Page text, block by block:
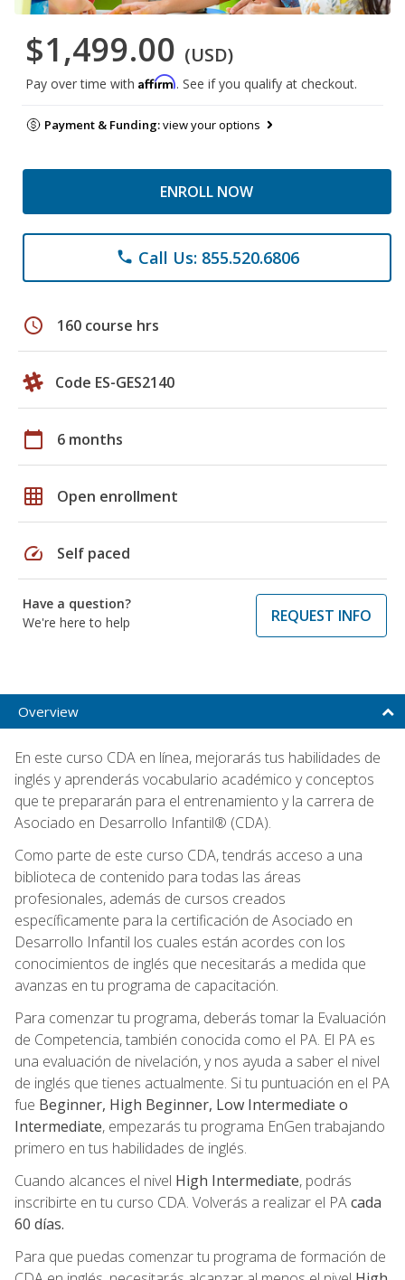
$1,499.00 (USD)
Pay over time with Affirm. See if you qualify at checkout.
Payment & Funding:view your options
ENROLL NOW
phone Call Us: 855.520.6806
schedule 160 course hrs
Code ES-GES2140
calendar_today 6 months
grid_on Open enrollment
speed Self paced
Have a question?
We're here to help
REQUEST INFO
Overview
En este curso CDA en línea, mejorarás tus habilidades de
inglés y aprenderás vocabulario académico y conceptos
que te prepararán para el entrenamiento y la carrera de
Asociado en Desarrollo Infantil® (CDA).
Como parte de este curso CDA, tendrás acceso a una
biblioteca de contenido para todas las áreas
profesionales, además de cursos creados
específicamente para la certificación de Asociado en
Desarrollo Infantil los cuales están acordes con los
conocimientos de inglés que necesitarás a medida que
avanzas en tu programa de capacitación.
Para comenzar tu programa, deberás tomar la Evaluación
de Competencia, también conocida como el PA. El PA es
una evaluación de nivelación, y nos ayuda a saber el nivel
de inglés que tienes actualmente. Si tu puntuación en el PA
fue Beginner, High Beginner, Low Intermediate o
Intermediate, empezarás tu programa EnGen trabajando
primero en tus habilidades de inglés.
Cuando alcances el nivel High Intermediate, podrás
inscribirte en tu curso CDA. Volverás a realizar el PAcada
60 días.
Para que puedas comenzar tu programa de formación de